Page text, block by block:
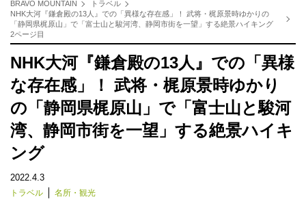
BRAVO MOUNTAIN
トラベル
NHK大河『鎌倉殿の13人』での「異様な存在感」！ 武将・梶原景時ゆかりの
「静岡県梶原山」で「富士山と駿河湾、静岡市街を一望」する絶景ハイキング
2ページ目
NHK大河『鎌倉殿の13人』での「異様
な存在感」！ 武将・梶原景時ゆかり
の「静岡県梶原山」で「富士山と駿河
湾、静岡市街を一望」する絶景ハイキ
ング
2022.4.3
トラベル 名所・観光